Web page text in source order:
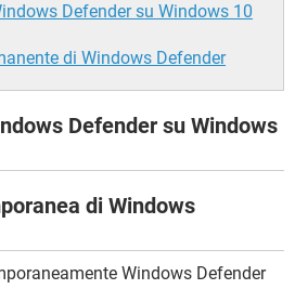
Defender su Windows 10
di Windows Defender
Defender su Windows
di Windows
Windows Defender